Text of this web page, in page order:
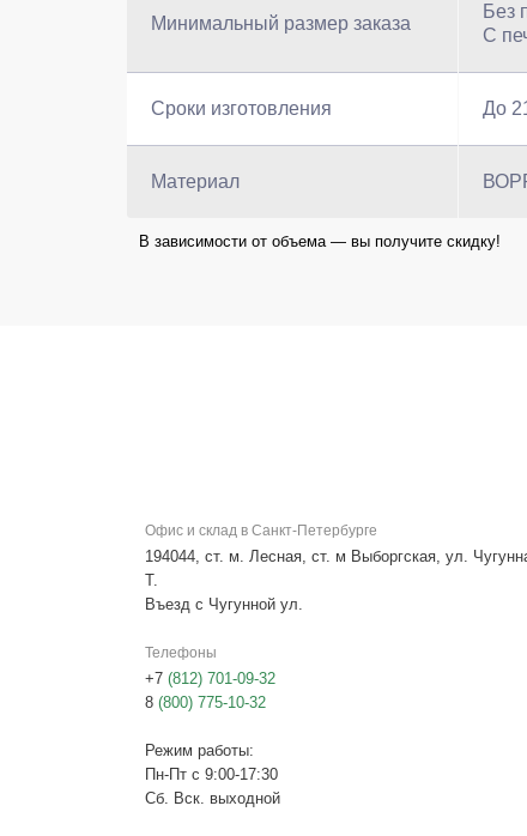
Минимальный размер заказа
Без
С
Сроки изготовления До
Материал
В зависимости от объема — вы получите скидку!
Офис и склад в Санкт-Петербурге
194044, ст. м. Лесная, ст. м Выборгская, ул.
Т.
Въезд с Чугунной ул.
Телефоны
+7 (812) 701-09-32
8 (800) 775-10-32
Режим работы:
Пн-Пт с 9:00-17:30
Сб. Вск. выходной